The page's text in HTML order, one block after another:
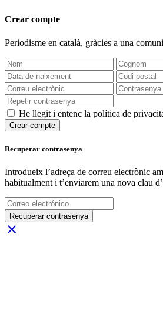
Crear compte
Periodisme en català, gràcies a una
He llegit i entenc la política de
Crear compte
Recuperar contrasenya
Introdueix l’adreça de correu electrònic
habitualment i t’enviarem una nova clau
Recuperar contrasenya
close